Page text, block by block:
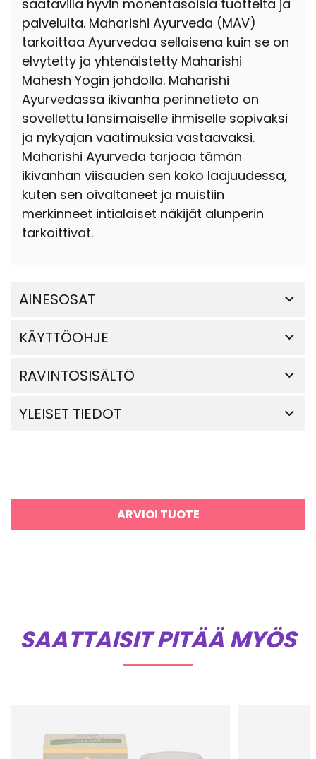
saatavilla hyvin monentasoisia tuotteita ja
palveluita. Maharishi Ayurveda (MAV)
tarkoittaa Ayurvedaa sellaisena kuin se on
elvytetty ja yhtenäistetty Maharishi
Mahesh Yogin johdolla. Maharishi
Ayurvedassa ikivanha perinnetieto on
sovellettu länsimaiselle ihmiselle sopivaksi
ja nykyajan vaatimuksia vastaavaksi.
Maharishi Ayurveda tarjoaa tämän
ikivanhan viisauden sen koko laajuudessa,
kuten sen oivaltaneet ja muistiin
merkinneet intialaiset näkijät alunperin
tarkoittivat.
AINESOSAT
KÄYTTÖOHJE
RAVINTOSISÄLTÖ
YLEISET TIEDOT
ARVIOI TUOTE
SAATTAISIT PITÄÄ MYÖS